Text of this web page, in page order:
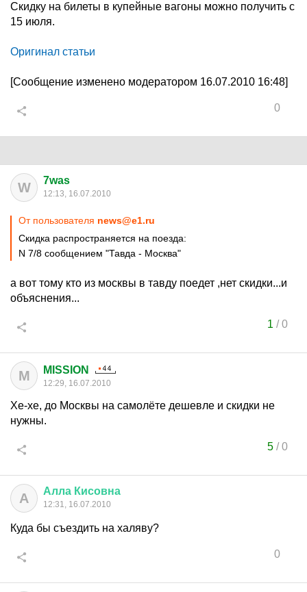
Скидку на билеты в купейные вагоны можно получить с
15 июля.
Оригинал статьи
[Сообщение изменено модератором 16.07.2010 16:48]
0
W 7was
12:13, 16.07.2010
От пользователя news@e1.ru
Скидка распространяется на поезда:
N 7/8 сообщением "Тавда - Москва"
а вот тому кто из москвы в тавду поедет ,нет скидки...и
объяснения...
1 /0
M MISSION
12:29, 16.07.2010
Хе-хе, до Москвы на самолёте дешевле и скидки не
нужны.
5/0
А Алла Кисовна
12:31, 16.07.2010
Куда бы съездить на халяву?
0